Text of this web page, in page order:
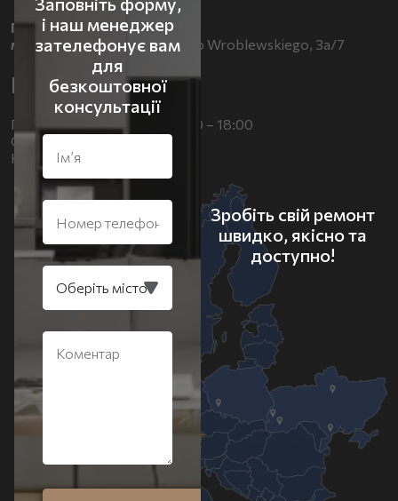
Польща
м. Bpoцлав,pl.gen. Walerego Wroblewskiego, 3a/7
Графік роботи
Понеділок – П’ятниця: 09:00 – 18:00
Субота: 10:00 – 14:00
Неділя: вихідний
і наш менеджер
зателефонує вам
для
безкоштовної
консультації
Зробіть свій ремонт
швидко, якісно та
доступно!